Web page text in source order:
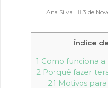
Ana Silva 3 de
Índice
1 Como funciona a
2 Porquê fazer
2.1 Motivos